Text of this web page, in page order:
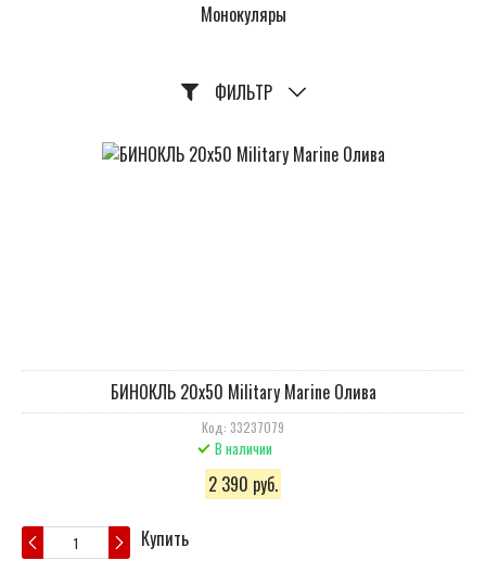
Монокуляры
ФИЛЬТР
БИНОКЛЬ 20х50 Military Marine Олива
Код: 33237079
В наличии
2 390 руб.
Купить